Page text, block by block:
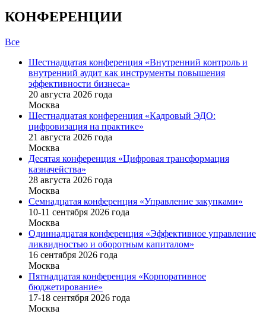
КОНФЕРЕНЦИИ
Все
Шестнадцатая конференция «Внутренний контроль и
внутренний аудит как инструменты повышения
эффективности бизнеса»
20 августа 2026 года
Москва
Шестнадцатая конференция «Кадровый ЭДО:
цифровизация на практике»
21 августа 2026 года
Москва
Десятая конференция «Цифровая трансформация
казначейства»
28 августа 2026 года
Москва
Семнадцатая конференция «Управление закупками»
10-11 сентября 2026 года
Москва
Одиннадцатая конференция «Эффективное управление
ликвидностью и оборотным капиталом»
16 cентября 2026 года
Москва
Пятнадцатая конференция «Корпоративное
бюджетирование»
17-18 сентября 2026 года
Москва